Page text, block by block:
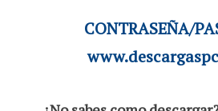
CONTRASEÑA/